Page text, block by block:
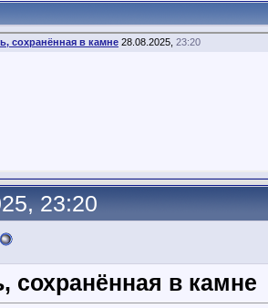
сохранённая в камне 28.08.2025, 23:20
23:20
сохранённая в камне